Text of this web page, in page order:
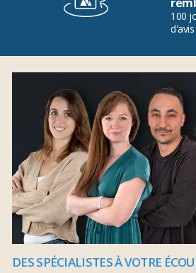
100
d'avis
DES SPÉCIALISTES À VOTRE